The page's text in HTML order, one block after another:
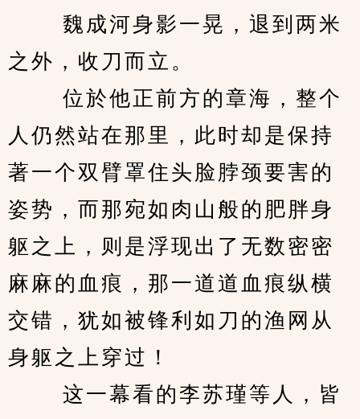
魏成河身影一晃，退到两米
之外，收刀而立。
位於他正前方的章海，整个
人仍然站在那里，此时却是保持
著一个双臂罩住头脸脖颈要害的
姿势，而那宛如肉山般的肥胖身
躯之上，则是浮现出了无数密密
麻麻的血痕，那一道道血痕纵横
交错，犹如被锋利如刀的渔网从
身躯之上穿过！
这一幕看的李苏瑾等人，皆